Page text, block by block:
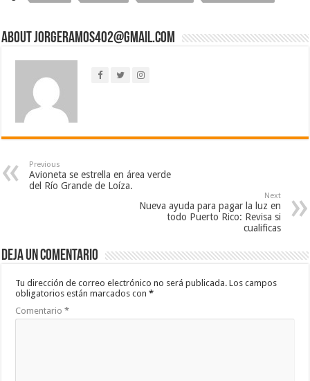
About jorgeramos402@gmail.com
Previous
Avioneta se estrella en área verde
del Río Grande de Loíza.
Next
Nueva ayuda para pagar la luz en
todo Puerto Rico: Revisa si
cualificas
Deja un comentario
Tu dirección de correo electrónico no será publicada. Los campos
obligatorios están marcados con*
Comentario*